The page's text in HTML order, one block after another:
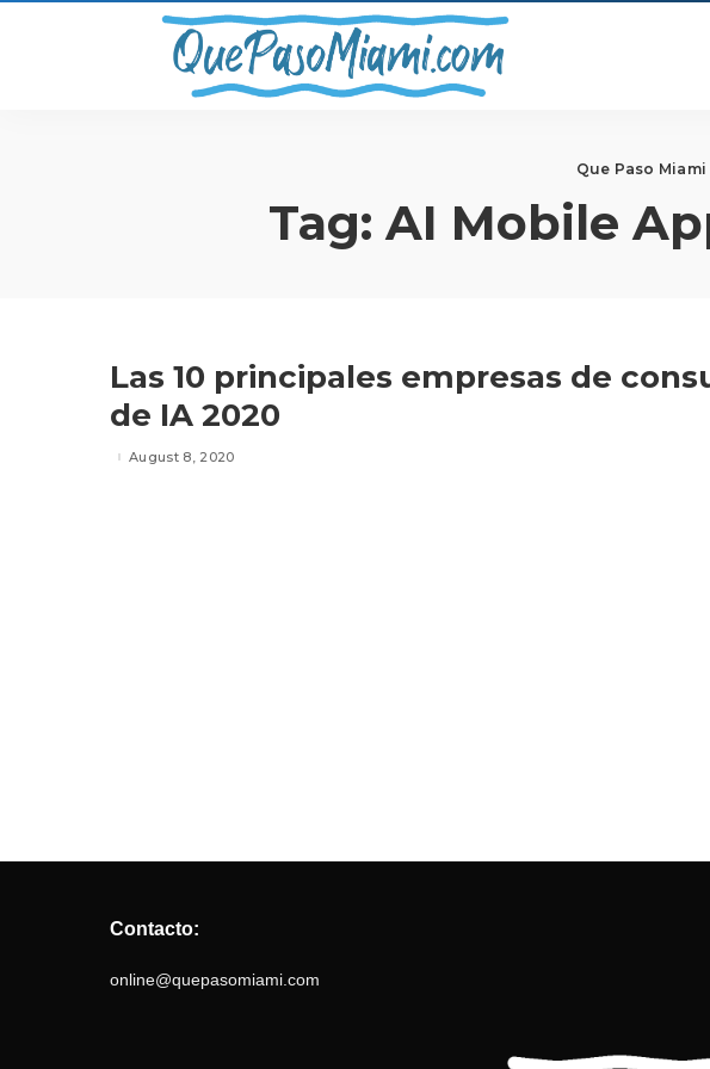
Que Paso Miami
Tag:AI Mobile
Las 10 principales empresas de
de IA 2020
August 8, 2020
Contacto:
online@quepasomiami.com